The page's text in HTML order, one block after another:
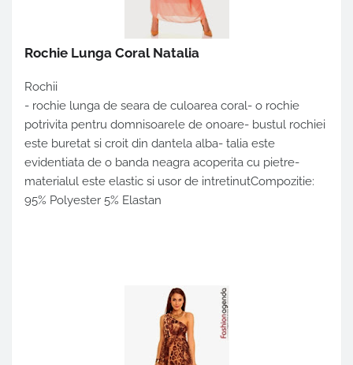
Rochie Lunga Coral Natalia
Rochii
- rochie lunga de seara de culoarea coral- o rochie
potrivita pentru domnisoarele de onoare- bustul rochiei
este buretat si croit din dantela alba- talia este
evidentiata de o banda neagra acoperita cu pietre-
materialul este elastic si usor de intretinutCompozitie:
95% Polyester 5% Elastan